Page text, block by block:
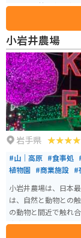
られ、樹林の中に青
平アスピーテライン
なります。通行可能
通行止めになること
小岩井農場
岩手県
#山｜高原 #食事処
植物園 #商業施設 #
小岩井農場は、日本
は、自然と動物との
の動物と間近で触れ
充実しています。ま